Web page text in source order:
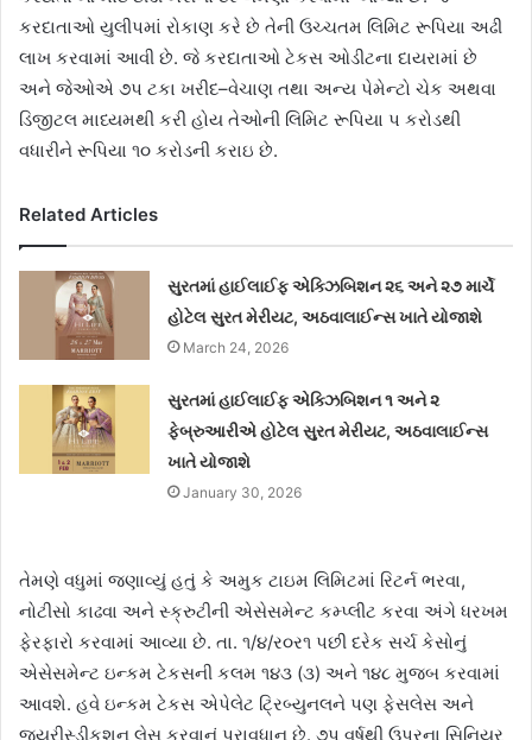
કરદાતાઓ યુલીપમાં રોકાણ કરે છે તેની ઉચ્ચતમ લિમિટ રૂપિયા અઢી
લાખ કરવામાં આવી છે. જે કરદાતાઓ ટેકસ ઓડીટના દાયરામાં છે
અને જેઓએ ૭પ ટકા ખરીદ–વેચાણ તથા અન્ય પેમેન્ટો ચેક અથવા
ડિજીટલ માધ્યમથી કરી હોય તેઓની લિમિટ રૂપિયા પ કરોડથી
વધારીને રૂપિયા ૧૦ કરોડની કરાઇ છે.
Related Articles
સુરતમાં હાઈલાઈફ એક્ઝિબિશન ૨૬ અને ૨૭ માર્ચે
હોટેલ સુરત મેરીયટ, અઠવાલાઈન્સ ખાતે યોજાશે
March 24, 2026
સુરતમાં હાઈલાઈફ એક્ઝિબિશન ૧ અને ૨
ફેબ્રુઆરીએ હોટેલ સુરત મેરીયટ, અઠવાલાઈન્સ
ખાતે યોજાશે
January 30, 2026
તેમણે વધુમાં જણાવ્યું હતું કે અમુક ટાઇમ લિમિટમાં રિટર્ન ભરવા,
નોટીસો કાઢવા અને સ્ક્રુટીની એસેસમેન્ટ કમ્પ્લીટ કરવા અંગે ધરખમ
ફેરફારો કરવામાં આવ્યા છે. તા. ૧/૪/ર૦ર૧ પછી દરેક સર્ચ કેસોનું
એસેસમેન્ટ ઇન્કમ ટેકસની કલમ ૧૪૩ (૩) અને ૧૪૮ મુજબ કરવામાં
આવશે. હવે ઇન્કમ ટેકસ એપેલેટ ટ્રિબ્યુનલને પણ ફેસલેસ અને
જ્યુરીસ્ડીકશન લેસ કરવાનું પ્રાવધાન છે. ૭પ વર્ષથી ઉપરના સિનિયર